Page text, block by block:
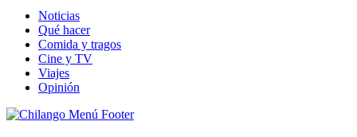
Noticias
Qué hacer
Comida y tragos
Cine y TV
Viajes
Opinión